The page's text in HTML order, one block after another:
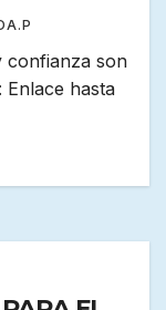
confianza son
Enlace hasta